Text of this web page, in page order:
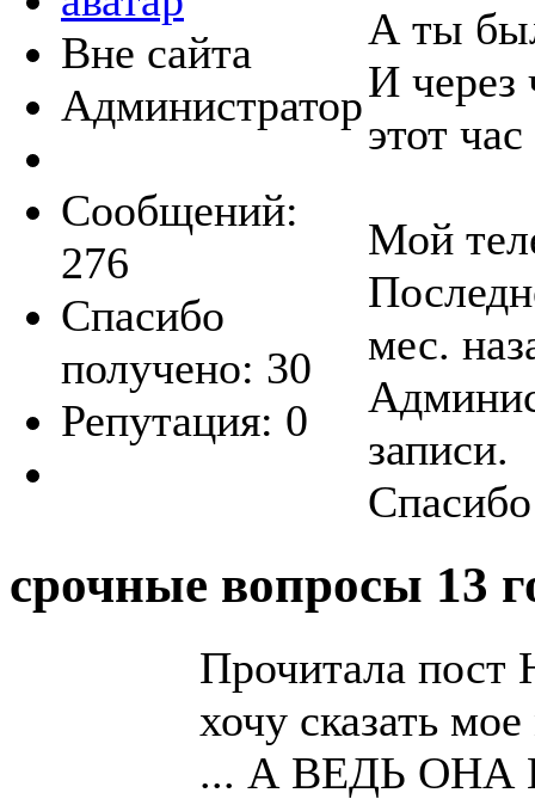
Вне сайта
Администратор
Сообщений:
276
Спасибо
получено: 30
Репутация: 0
А ты
И через
этот
Мой
мес.
записи.
срочные вопросы 13
Прочитала пост
хочу сказать
... А ВЕДЬ ОНА